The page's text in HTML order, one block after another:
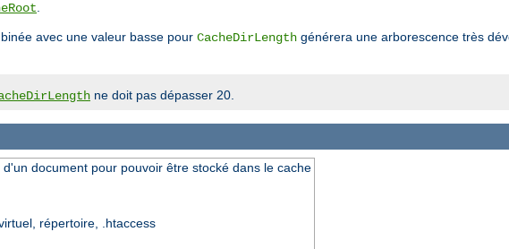
.
avec une valeur basse pour CacheDirLength générera une arborescence très
ne doit pas dépasser 20.
document pour pouvoir être stocké dans le cache
répertoire, .htaccess